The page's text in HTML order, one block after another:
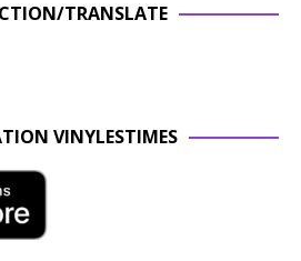
TRANSLATE
VINYLESTIMES